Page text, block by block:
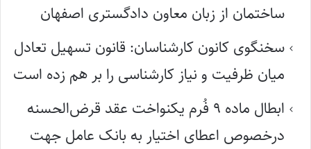
ساختمان از زبان معاون دادگستری اصفهان
سخنگوی کانون کارشناسان: قانون تسهیل تعادل
میان ظرفیت و نیاز کارشناسی را بر هم زده است
ابطال ماده ۹ فُرم یکنواخت عقد قرض‌الحسنه
درخصوص اعطای اختیار به بانک عامل جهت